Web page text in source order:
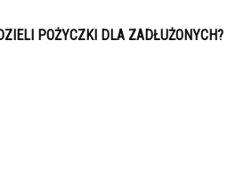
POŻYCZKI DLA ZADŁUŻONYCH?